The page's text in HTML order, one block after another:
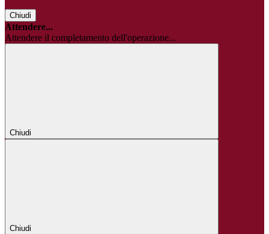
Chiudi
Attendere...
Attendere il completamento dell'operazione...
Chiudi
Chiudi